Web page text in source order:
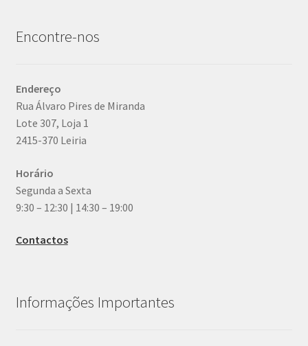
Encontre-nos
Endereço
Rua Álvaro Pires de Miranda
Lote 307, Loja 1
2415-370 Leiria
Horário
Segunda a Sexta
9:30 – 12:30 | 14:30 – 19:00
Contactos
Informações Importantes